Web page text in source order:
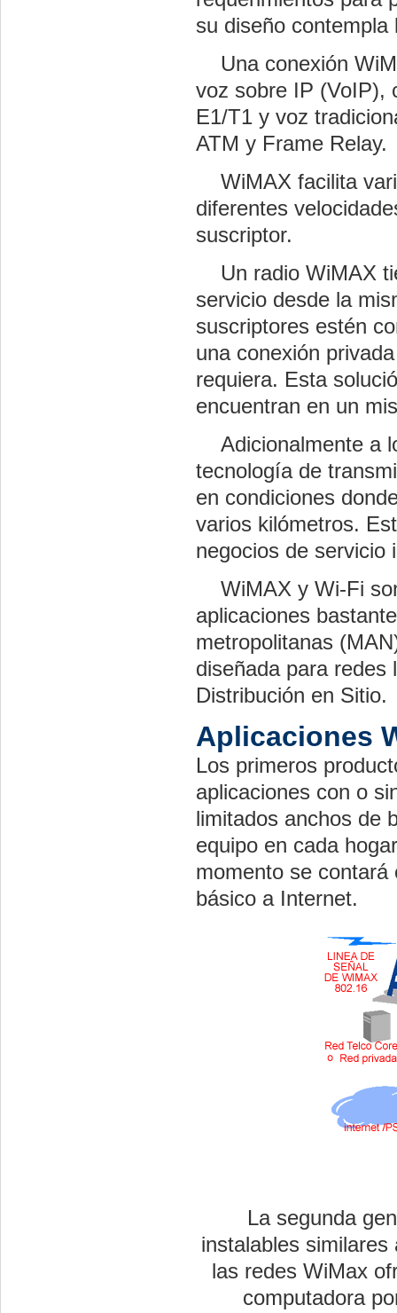
su diseño
Una conexión
voz sobre IP (VoIP),
E1/T1 y voz
ATM y Frame Relay.
WiMAX facilita
diferentes
suscriptor.
Un radio WiMAX
servicio desde la
suscriptores estén
una conexión
requiera. Esta
encuentran en un
Adicionalmente a
tecnología de
en condiciones
varios kilómetros.
negocios de servicio
WiMAX y Wi-Fi
aplicaciones
metropolitanas
diseñada para redes
Distribución en Sitio.
Aplicaciones
Los primeros
aplicaciones con o
limitados anchos de
equipo en cada
momento se
básico a Internet.
La segunda
instalables
las redes WiMax
computadora